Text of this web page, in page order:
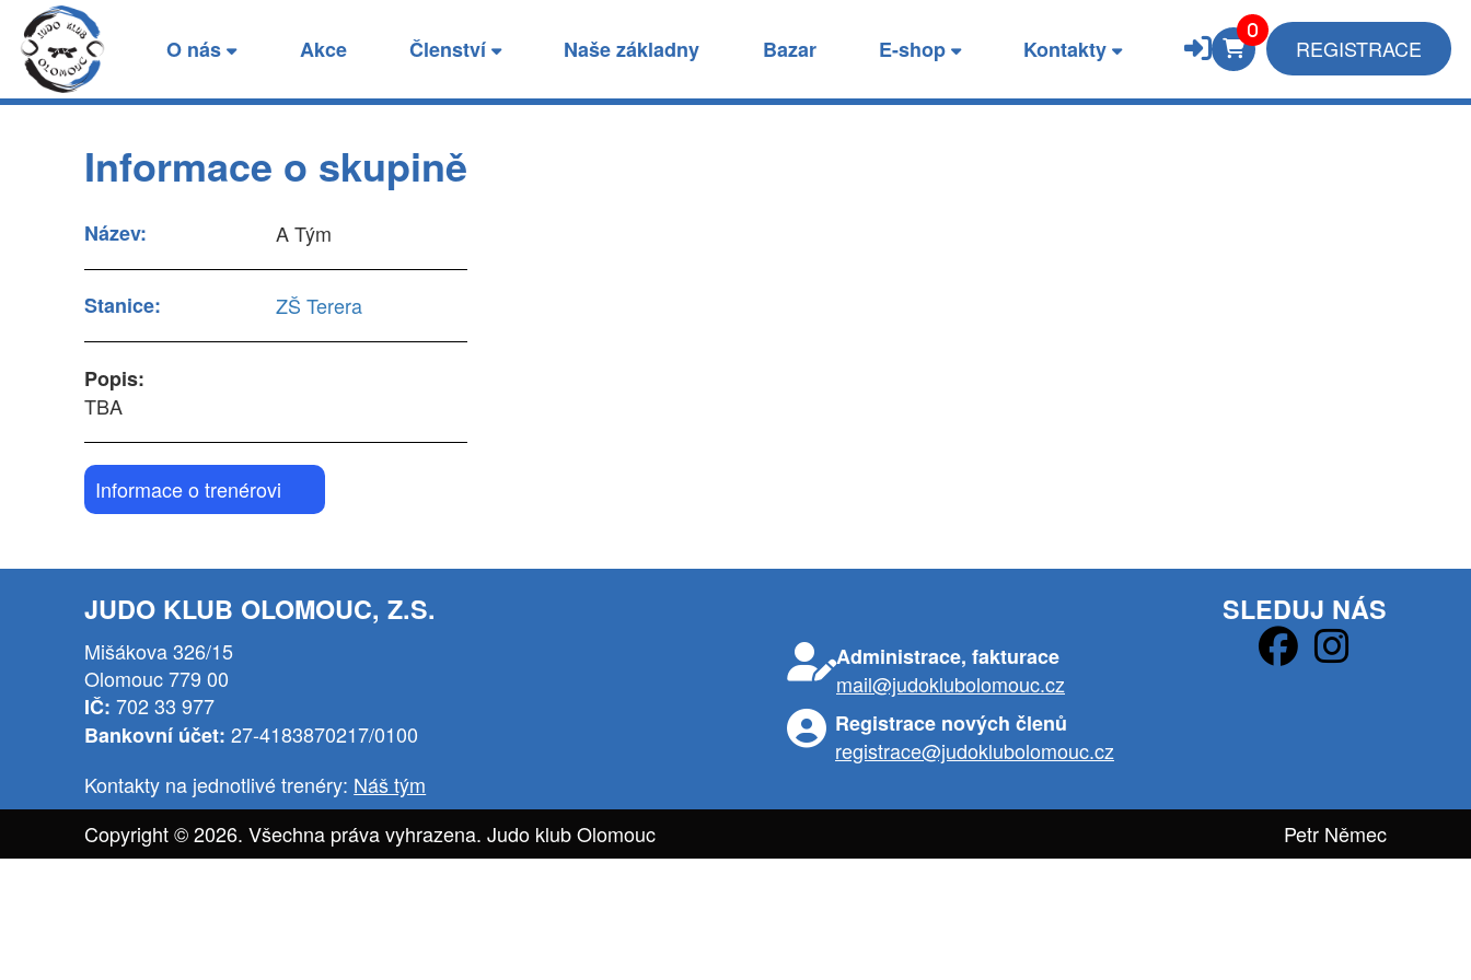
O nás Akce Členství Naše základny Bazar E-shop Kontakty REGISTRACE
Skupina A Tým - stanice
Zde naleznete základní informace o stanici .
Informace o skupině
Název: A Tým
Stanice: ZŠ Terera
Popis:
TBA
Informace o trenérovi
JUDO KLUB OLOMOUC, Z.S.
Mišákova 326/15
Olomouc 779 00
IČ: 702 33 977
Bankovní účet: 27-4183870217/0100
Kontakty na jednotlivé trenéry: Náš tým
Administrace, fakturace
mail@judoklubolomouc.cz
Registrace nových členů
registrace@judoklubolomouc.cz
SLEDUJ NÁS
Copyright © 2026. Všechna práva vyhrazena. Judo klub Olomouc Petr Němec